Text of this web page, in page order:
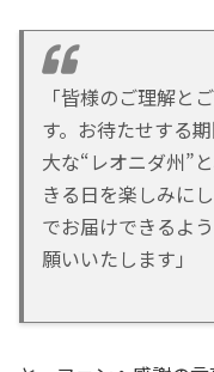
「皆様のご理解と
す。お待たせする
大な“レオニダ州”
きる日を楽しみに
でお届けできるよ
願いいたします」